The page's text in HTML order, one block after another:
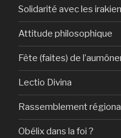
Solidarité avec les
Attitude philosophique
Fête (faites) de
Lectio Divina
Rassemblement
Obélix dans la foi ?